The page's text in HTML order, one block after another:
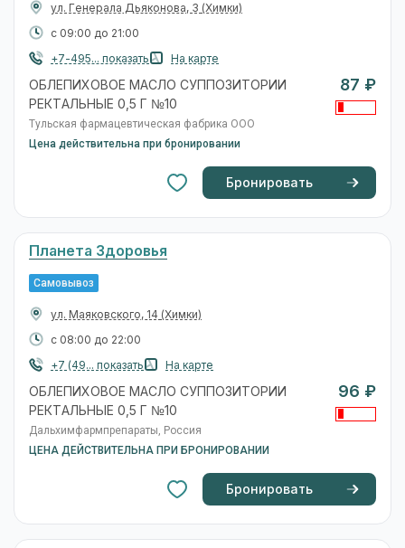
ул. Генерала Дьяконова, 3 (Химки)
с 09:00 до 21:00
+7-495... показать
На карте
ОБЛЕПИХОВОЕ МАСЛО СУППОЗИТОРИИ
РЕКТАЛЬНЫЕ 0,5 Г №10
Тульская фармацевтическая фабрика ООО
Цена действительна при бронировании
87 ₽
Бронировать
Планета Здоровья
Самовывоз
ул. Маяковского, 14 (Химки)
с 08:00 до 22:00
+7 (49... показать
На карте
ОБЛЕПИХОВОЕ МАСЛО СУППОЗИТОРИИ
РЕКТАЛЬНЫЕ 0,5 Г №10
Дальхимфармпрепараты, Россия
ЦЕНА ДЕЙСТВИТЕЛЬНА ПРИ БРОНИРОВАНИИ
96 ₽
Бронировать